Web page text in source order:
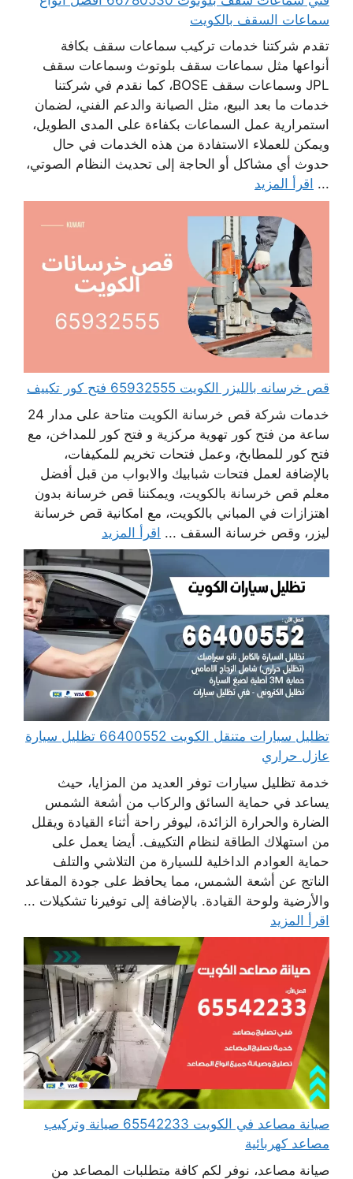
سماعات السقف بالكويت
تقدم شركتنا خدمات تركيب سماعات سقف بكافة
أنواعها مثل سماعات سقف بلوتوث وسماعات سقف
JPL وسماعات سقف BOSE، كما نقدم في شركتنا
خدمات ما بعد البيع، مثل الصيانة والدعم الفني، لضمان
استمرارية عمل السماعات بكفاءة على المدى الطويل،
ويمكن للعملاء الاستفادة من هذه الخدمات في حال
حدوث أي مشاكل أو الحاجة إلى تحديث النظام الصوتي،
... اقرأ المزيد
قص خرسانه بالليزر الكويت 65932555 فتح كور تكييف
خدمات شركة قص خرسانة الكويت متاحة على مدار 24
ساعة من فتح كور تهوية مركزية و فتح كور للمداخن، مع
فتح كور للمطابخ، وعمل فتحات تخريم للمكيفات،
بالإضافة لعمل فتحات شبابيك والابواب من قبل أفضل
معلم قص خرسانة بالكويت، ويمكننا قص خرسانة بدون
اهتزازات في المباني بالكويت، مع امكانية قص خرسانة
ليزر، وقص خرسانة السقف ... اقرأ المزيد
تظليل سيارات متنقل الكويت 66400552 تظليل سيارة
عازل حراري
خدمة تظليل سيارات توفر العديد من المزايا، حيث
يساعد في حماية السائق والركاب من أشعة الشمس
الضارة والحرارة الزائدة، ليوفر راحة أثناء القيادة ويقلل
من استهلاك الطاقة لنظام التكييف. أيضا يعمل على
حماية العوادم الداخلية للسيارة من التلاشي والتلف
الناتج عن أشعة الشمس، مما يحافظ على جودة المقاعد
والأرضية ولوحة القيادة. بالإضافة إلى توفيرنا تشكيلات ...
اقرأ المزيد
صيانة مصاعد في الكويت 65542233 صيانة وتركيب
مصاعد كهربائية
صيانة مصاعد، نوفر لكم كافة متطلبات المصاعد من